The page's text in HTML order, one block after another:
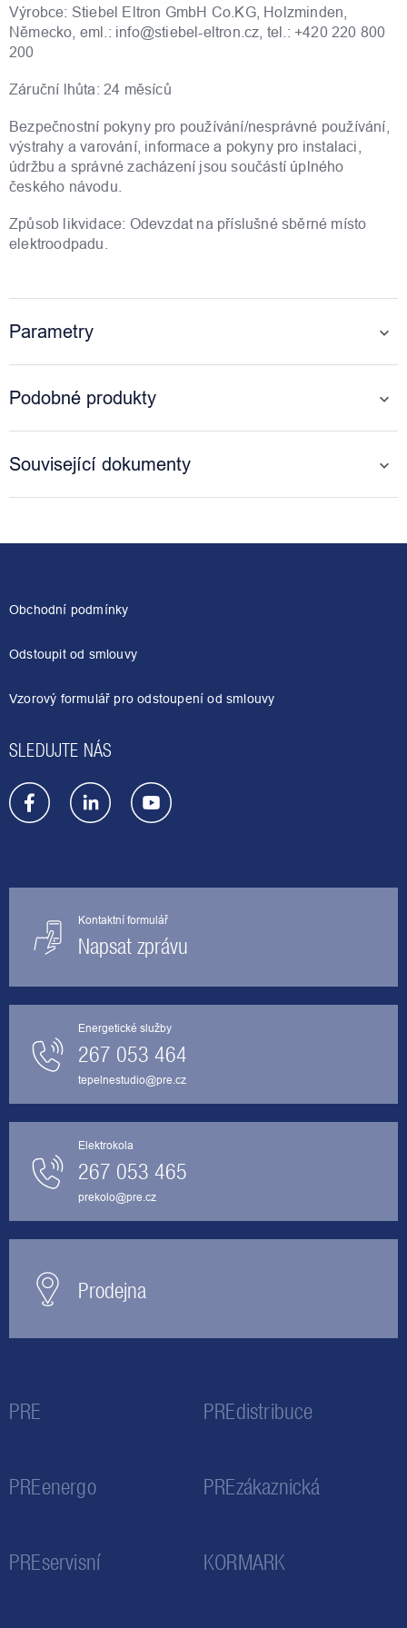
Výrobce: Stiebel Eltron GmbH Co.KG, Holzminden,
Německo, eml.: info@stiebel-eltron.cz, tel.: +420 220 800
200
Záruční lhůta: 24 měsíců
Bezpečnostní pokyny pro používání/nesprávné používání,
výstrahy a varování, informace a pokyny pro instalaci,
údržbu a správné zacházení jsou součástí úplného
českého návodu.
Způsob likvidace: Odevzdat na příslušné sběrné místo
elektroodpadu.
Parametry
Podobné produkty
Související dokumenty
Obchodní podmínky
Odstoupit od smlouvy
Vzorový formulář pro odstoupení od smlouvy
SLEDUJTE NÁS
Kontaktní formulář
Napsat zprávu
Energetické služby
267 053 464
tepelnestudio@pre.cz
Elektrokola
267 053 465
prekolo@pre.cz
Prodejna
PRE PREdistribuce
PREenergo PREzákaznická
PREservisní KORMARK